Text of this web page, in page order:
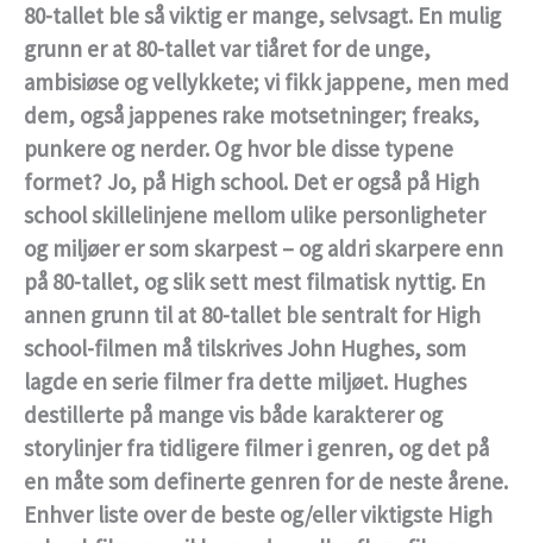
80-tallet ble så viktig er mange, selvsagt. En mulig
grunn er at 80-tallet var tiåret for de unge,
ambisiøse og vellykkete; vi fikk jappene, men med
dem, også jappenes rake motsetninger; freaks,
punkere og nerder. Og hvor ble disse typene
formet? Jo, på High school. Det er også på High
school skillelinjene mellom ulike personligheter
og miljøer er som skarpest – og aldri skarpere enn
på 80-tallet, og slik sett mest filmatisk nyttig. En
annen grunn til at 80-tallet ble sentralt for High
school-filmen må tilskrives John Hughes, som
lagde en serie filmer fra dette miljøet. Hughes
destillerte på mange vis både karakterer og
storylinjer fra tidligere filmer i genren, og det på
en måte som definerte genren for de neste årene.
Enhver liste over de beste og/eller viktigste High